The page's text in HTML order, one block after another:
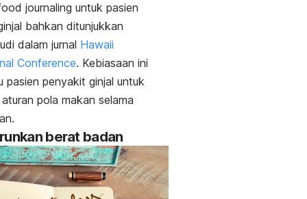
journaling untuk pasien
bahkan ditunjukkan
dalam jurnal Hawaii
Conference. Kebiasaan ini
pasien penyakit ginjal untuk
pola makan selama
berat badan